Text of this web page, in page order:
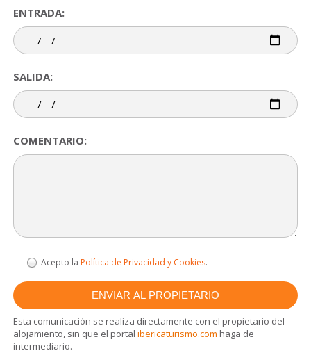
ENTRADA:
SALIDA:
COMENTARIO:
Acepto la Política de Privacidad y Cookies.
Esta comunicación se realiza directamente con el propietario del
alojamiento, sin que el portalibericaturismo.com haga de
intermediario.